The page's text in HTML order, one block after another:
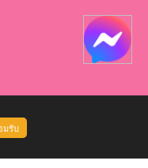
มรับ